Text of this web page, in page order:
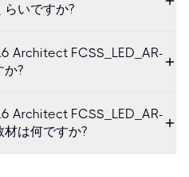
らいですか?
Architect FCSS_LED_AR-
か?
Architect FCSS_LED_AR-
は何ですか?